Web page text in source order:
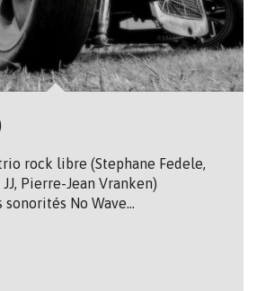
rock libre (Stephane Fedele,
Pierre-Jean Vranken)
No Wave…